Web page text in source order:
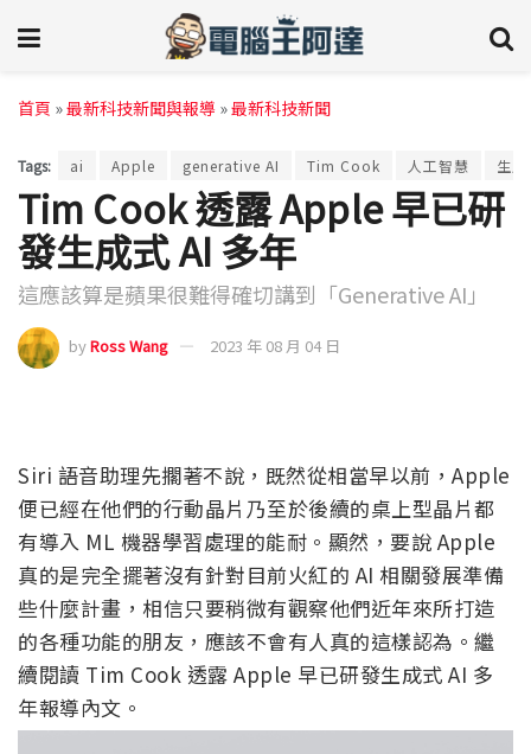
首頁 »最新科技新聞與報導 »最新科技新聞
Tags: ai Apple generative AI Tim Cook 人工智慧 生
Tim Cook 透露 Apple 早已研
發生成式 AI 多年
這應該算是蘋果很難得確切講到「Generative AI」
byRoss Wang 2023 年 08 月 04 日
Siri 語音助理先擱著不說，既然從相當早以前，Apple
便已經在他們的行動晶片乃至於後續的桌上型晶片都
有導入 ML 機器學習處理的能耐。顯然，要說 Apple
真的是完全擺著沒有針對目前火紅的 AI 相關發展準備
些什麼計畫，相信只要稍微有觀察他們近年來所打造
的各種功能的朋友，應該不會有人真的這樣認為。繼
續閱讀 Tim Cook 透露 Apple 早已研發生成式 AI 多
年報導內文。